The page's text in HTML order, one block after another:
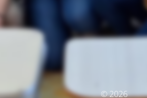
© 2026